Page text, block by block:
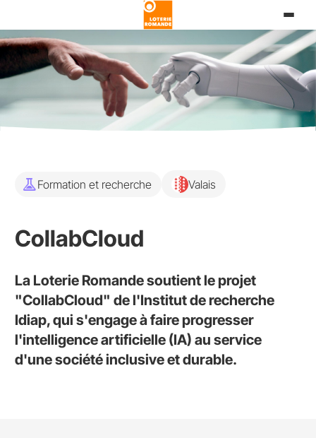
contenu
principal
experimentFormation et recherche Valais
CollabCloud
La Loterie Romande soutient le projet
"CollabCloud" de l'Institut de recherche
Idiap, qui s'engage à faire progresser
l'intelligence artificielle (IA) au service
d'une société inclusive et durable.